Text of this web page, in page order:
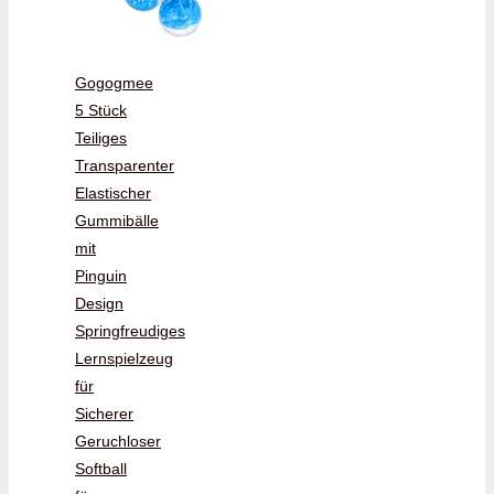
Gogogmee
5 Stück
Teiliges
Transparenter
Elastischer
Gummibälle
mit
Pinguin
Design
Springfreudiges
Lernspielzeug
für
Sicherer
Geruchloser
Softball